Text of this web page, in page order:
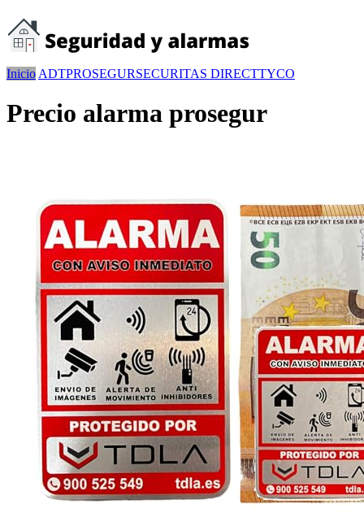
Inicio ADTPROSEGURSECURITAS DIRECTTYCO
Precio alarma prosegur